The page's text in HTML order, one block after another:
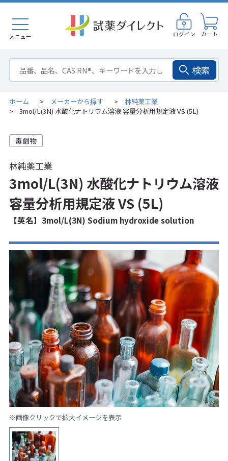
メニュー ログイン カート
検索
ホーム > メーカーから探す > 林純薬工業
> 3mol/L(3N) 水酸化ナトリウム溶液 容量分析用規定液 VS (5L)
林純薬工業
3mol/L(3N) 水酸化ナトリウム溶液
容量分析用規定液 VS (5L)
【英名】3mol/L(3N) Sodium hydroxide solution
※画像クリックで拡大イメージを表示